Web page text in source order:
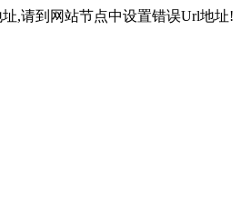
,请到网站节点中设置错误Url地址!